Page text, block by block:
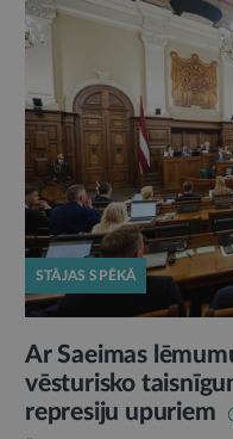
STĀJAS SPĒKĀ
Ar Saeimas
vēsturisko
represiju upuriem